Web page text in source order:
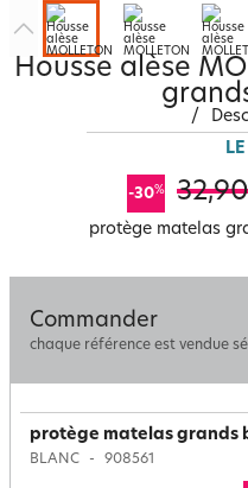
Housse alèse
/
-30%
protège matelas
Commander
chaque référence est vendue
protège matelas grands
BLANC 908561